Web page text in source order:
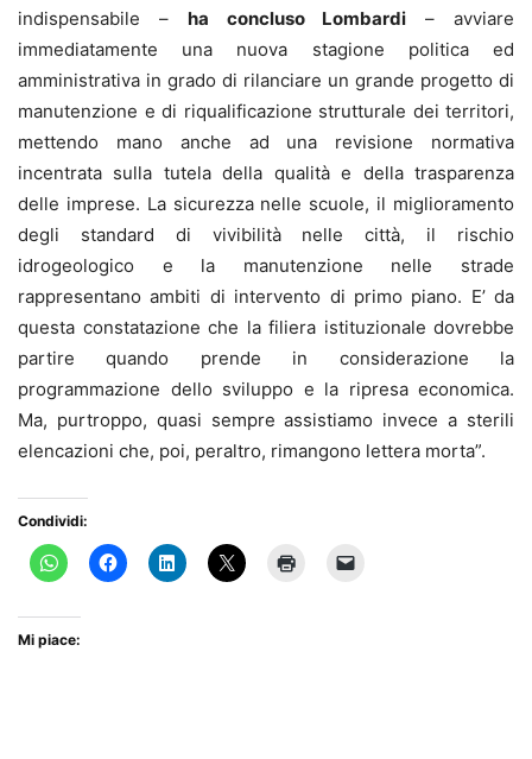
indispensabile – ha concluso Lombardi – avviare
immediatamente una nuova stagione politica ed
amministrativa in grado di rilanciare un grande progetto di
manutenzione e di riqualificazione strutturale dei territori,
mettendo mano anche ad una revisione normativa
incentrata sulla tutela della qualità e della trasparenza
delle imprese. La sicurezza nelle scuole, il miglioramento
degli standard di vivibilità nelle città, il rischio
idrogeologico e la manutenzione nelle strade
rappresentano ambiti di intervento di primo piano. E’ da
questa constatazione che la filiera istituzionale dovrebbe
partire quando prende in considerazione la
programmazione dello sviluppo e la ripresa economica.
Ma, purtroppo, quasi sempre assistiamo invece a sterili
elencazioni che, poi, peraltro, rimangono lettera morta”.
Condividi:
Mi piace: